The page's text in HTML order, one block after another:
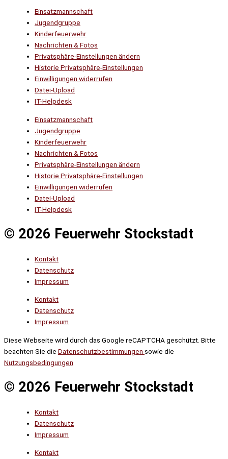
Einsatzmannschaft
Jugendgruppe
Kinderfeuerwehr
Nachrichten & Fotos
Privatsphäre-Einstellungen ändern
Historie Privatsphäre-Einstellungen
Einwilligungen widerrufen
Datei-Upload
IT-Helpdesk
Einsatzmannschaft
Jugendgruppe
Kinderfeuerwehr
Nachrichten & Fotos
Privatsphäre-Einstellungen ändern
Historie Privatsphäre-Einstellungen
Einwilligungen widerrufen
Datei-Upload
IT-Helpdesk
© 2026 Feuerwehr Stockstadt
Kontakt
Datenschutz
Impressum
Kontakt
Datenschutz
Impressum
Diese Webseite wird durch das Google reCAPTCHA geschützt. Bitte
beachten Sie die Datenschutzbestimmungen sowie die
Nutzungsbedingungen
© 2026 Feuerwehr Stockstadt
Kontakt
Datenschutz
Impressum
Kontakt